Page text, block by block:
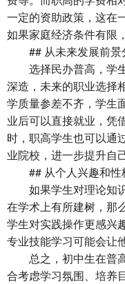
一定的资助政策，这在
如果家庭经济条件有限
## 从未来发展前景
选择民办普高，学生
深造，未来的职业选择
学质量参差不齐，学生
业后可以直接就业，凭
时，职高学生也可以通
业院校，进一步提升自
## 从个人兴趣和
如果学生对理论知识
在学术上有所建树，那
学生对实践操作更感兴
专业技能学习可能会让
总之，初中生在普高
合考虑学习氛围、培养